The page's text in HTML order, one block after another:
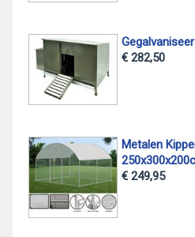
€ 282,50
Metalen
€ 249,95